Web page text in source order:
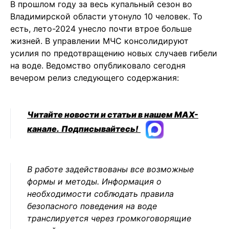
В прошлом году за весь купальный сезон во
Владимирской области утонуло 10 человек. То
есть, лето-2024 унесло почти втрое больше
жизней. В управлении МЧС консолидируют
усилия по предотвращению новых случаев гибели
на воде. Ведомство опубликовало сегодня
вечером релиз следующего содержания:
Читайте новости и статьи в нашем MAX-
канале. Подписывайтесь!
В работе задействованы все возможные
формы и методы. Информация о
необходимости соблюдать правила
безопасного поведения на воде
транслируется через громкоговорящие